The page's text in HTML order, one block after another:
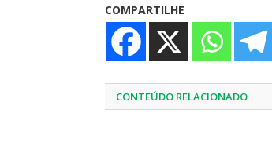
COMPARTILHE
CONTEÚDO RELACIONADO